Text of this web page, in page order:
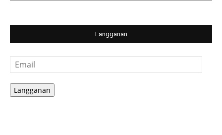
Langganan
Email
Langganan